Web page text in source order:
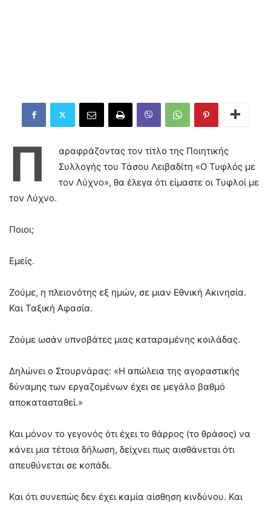
Π
αραφράζοντας τον τίτλο της Ποιητικής
Συλλογής του Τάσου Λειβαδίτη «Ο Τυφλός με
τον Λύχνο», θα έλεγα ότι είμαστε οι Τυφλοί με
τον Λύχνο.
Ποιοι;
Εμείς.
Ζούμε, η πλειονότης εξ ημών, σε μιαν Εθνική Ακινησία.
Και Ταξική Αφασία.
Ζούμε ωσάν υπνοβάτες μιας καταραμένης κοιλάδας.
Δηλώνει ο Στουρνάρας: «Η απώλεια της αγοραστικής
δύναμης των εργαζομένων έχει σε μεγάλο βαθμό
αποκατασταθεί.»
Και μόνον το γεγονός ότι έχει το θάρρος (το θράσος) να
κάνει μια τέτοια δήλωση, δείχνει πως αισθάνεται ότι
απευθύνεται σε κοπάδι.
Και ότι συνεπώς δεν έχει καμία αίσθηση κινδύνου. Και